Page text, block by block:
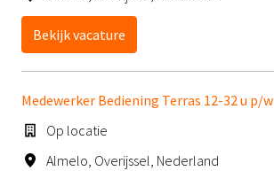
Bekijk vacature
Medewerker Bediening Terras 12-32 u p/w
Op locatie
Almelo, Overijssel, Nederland